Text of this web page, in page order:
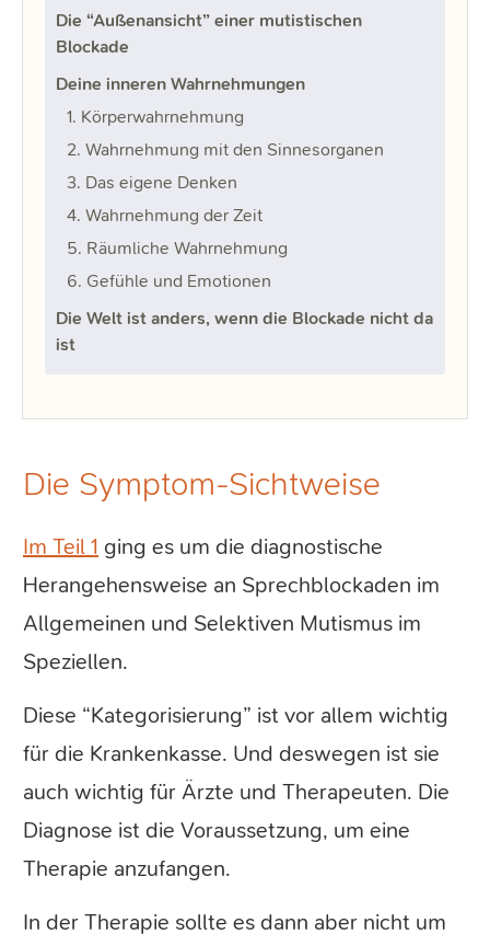
Die “Außenansicht” einer mutistischen
Blockade
Deine inneren Wahrnehmungen
1. Körperwahrnehmung
2. Wahrnehmung mit den Sinnesorganen
3. Das eigene Denken
4. Wahrnehmung der Zeit
5. Räumliche Wahrnehmung
6. Gefühle und Emotionen
Die Welt ist anders, wenn die Blockade nicht da
ist
Die Symptom-Sichtweise
Im Teil 1 ging es um die diagnostische
Herangehensweise an Sprechblockaden im
Allgemeinen und Selektiven Mutismus im
Speziellen.
Diese “Kategorisierung” ist vor allem wichtig
für die Krankenkasse. Und deswegen ist sie
auch wichtig für Ärzte und Therapeuten. Die
Diagnose ist die Voraussetzung, um eine
Therapie anzufangen.
In der Therapie sollte es dann aber nicht um